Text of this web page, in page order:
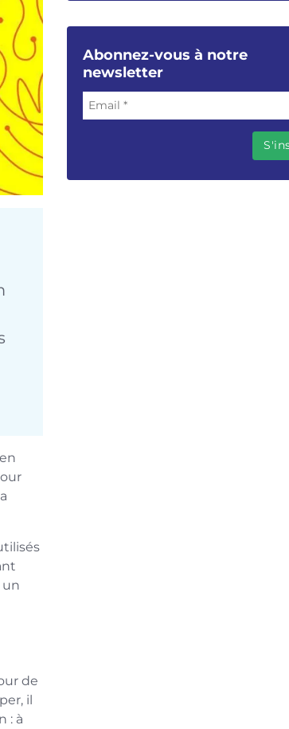
un
de
il
: à
Abonnez-vous à notre
newsletter